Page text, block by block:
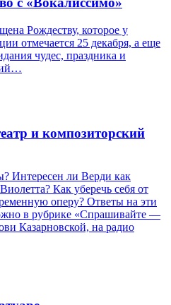
Рождеству, которое у
отмечается 25 декабря, а еще
чудес, праздника и
и композиторский
Интересен ли Верди как
Как уберечь себя от
оперу? Ответы на эти
в рубрике «Спрашивайте —
Казарновской, на радио